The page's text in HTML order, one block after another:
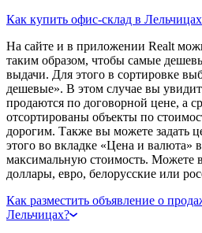
Как купить офис-склад в
На сайте и в приложении Realt
таким образом, чтобы самые
выдачи. Для этого в сортировке
дешевые». В этом случае вы
продаются по договорной цене, а
отсортированы объекты по
дорогим. Также вы можете задать
этого во вкладке «Цена и валюта»
максимальную стоимость.
доллары, евро, белорусские или
Как разместить объявление о
Лельчицах?